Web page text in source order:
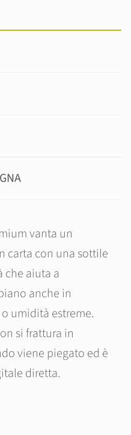
vanta un
carta con una sottile
aiuta a
anche in
umidità estreme.
si frattura in
viene piegato ed è
diretta.